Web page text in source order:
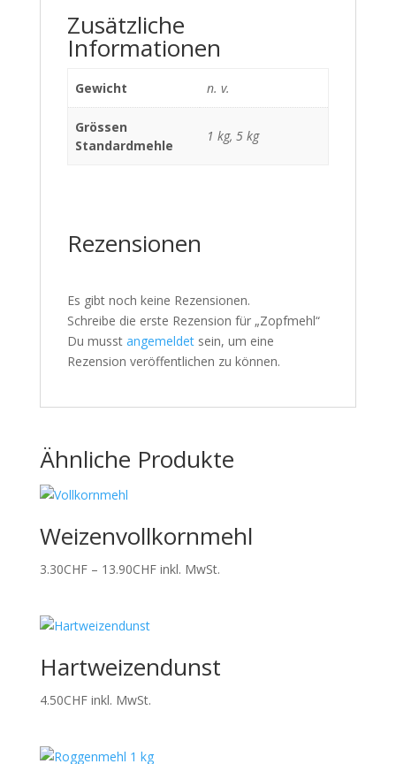
Zusätzliche
Informationen
Gewicht n. v.
Grössen
Standardmehle
1 kg, 5 kg
Rezensionen
Es gibt noch keine Rezensionen.
Schreibe die erste Rezension für „Zopfmehl“
Du musst angemeldetsein, um eine
Rezension veröffentlichen zu können.
Ähnliche Produkte
Weizenvollkornmehl
3.30CHF – 13.90CHFPreisspanne:
inkl. MwSt.
Hartweizendunst
4.50CHF inkl. MwSt.